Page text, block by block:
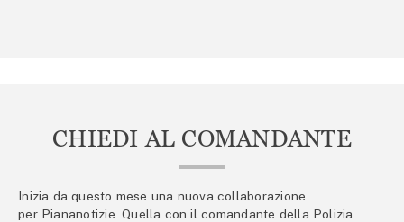
CHIEDI AL COMANDANTE
Inizia da questo mese una nuova collaborazione
per Piananotizie. Quella con il comandante della Polizia